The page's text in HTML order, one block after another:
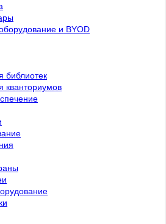
и BYOD
библиотек
кванториумов